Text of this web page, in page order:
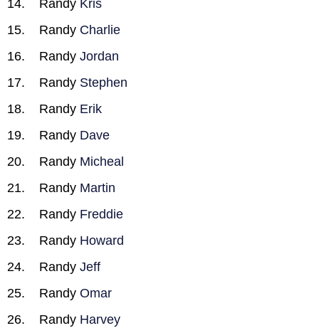
Randy Kris
Randy Charlie
Randy Jordan
Randy Stephen
Randy Erik
Randy Dave
Randy Micheal
Randy Martin
Randy Freddie
Randy Howard
Randy Jeff
Randy Omar
Randy Harvey